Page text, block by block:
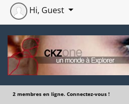
Hi, Guest
2 membres en ligne. Connectez-vous !